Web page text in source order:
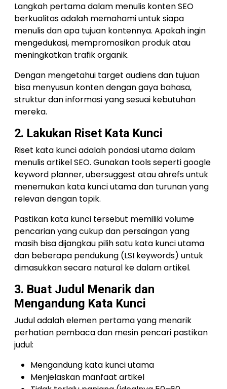
Langkah pertama dalam menulis konten SEO
berkualitas adalah memahami untuk siapa
menulis dan apa tujuan kontennya. Apakah ingin
mengedukasi, mempromosikan produk atau
meningkatkan trafik organik.
Dengan mengetahui target audiens dan tujuan
bisa menyusun konten dengan gaya bahasa,
struktur dan informasi yang sesuai kebutuhan
mereka.
2. Lakukan Riset Kata Kunci
Riset kata kunci adalah pondasi utama dalam
menulis artikel SEO. Gunakan tools seperti google
keyword planner, ubersuggest atau ahrefs untuk
menemukan kata kunci utama dan turunan yang
relevan dengan topik.
Pastikan kata kunci tersebut memiliki volume
pencarian yang cukup dan persaingan yang
masih bisa dijangkau pilih satu kata kunci utama
dan beberapa pendukung (LSI keywords) untuk
dimasukkan secara natural ke dalam artikel.
3. Buat Judul Menarik dan
Mengandung Kata Kunci
Judul adalah elemen pertama yang menarik
perhatian pembaca dan mesin pencari pastikan
judul:
Mengandung kata kunci utama
Menjelaskan manfaat artikel